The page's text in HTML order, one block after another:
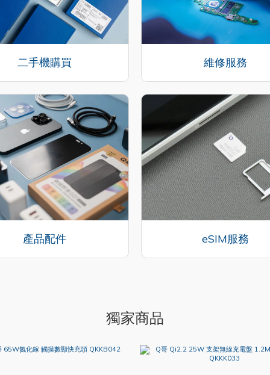
二手機購買 維修服務
產品配件 eSIM服務
獨家商品